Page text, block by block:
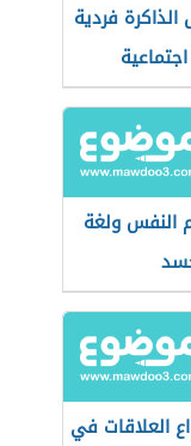
فردية
النفس ولغة
العلاقات في